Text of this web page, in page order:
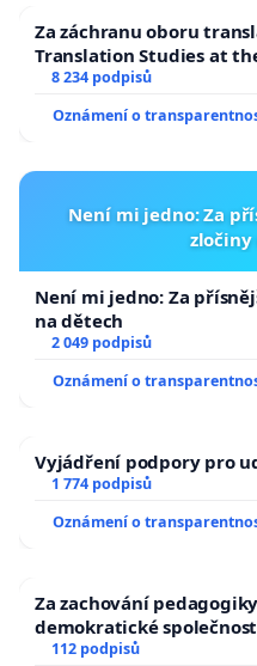
Za záchranu oboru
Translation Studies at
University
8 234 podpisů
Oznámení o
Není mi jedno: Za
zločiny
Není mi jedno: Za
na dětech
2 049 podpisů
Oznámení o
Vyjádření podpory pro
1 774 podpisů
Oznámení o
Za zachování
demokratické
112 podpisů